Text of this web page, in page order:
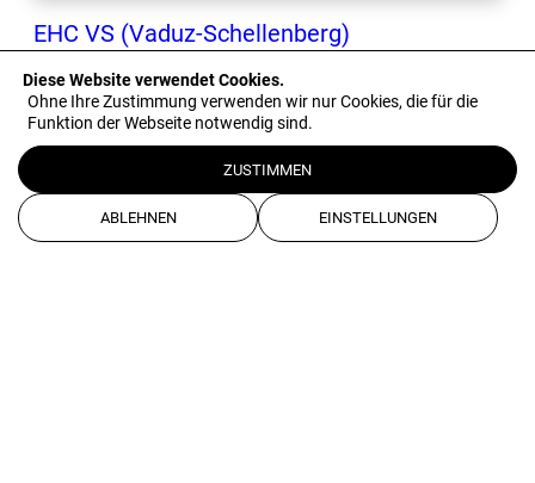
EHC VS (Vaduz-Schellenberg)
weiterlesen
Konkakt
Medienarchiv
AGB
Diese Website verwendet Cookies.
Ohne Ihre Zustimmung verwenden wir nur Cookies, die für die
Funktion der Webseite notwendig sind.
ZUSTIMMEN
ABLEHNEN EINSTELLUNGEN